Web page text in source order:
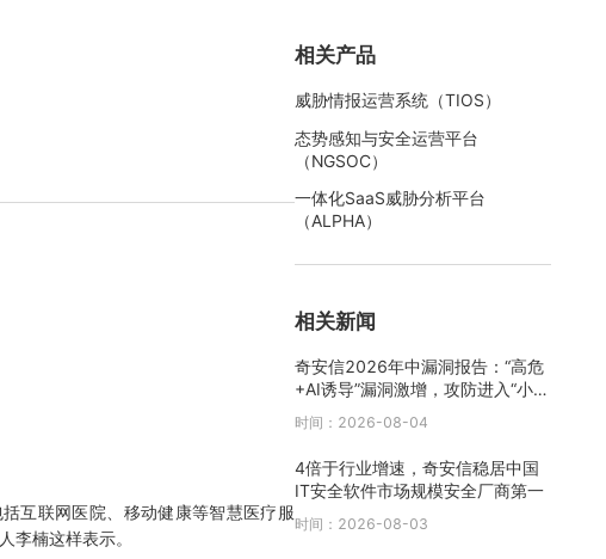
互联网医院、移动健康等智慧医疗服
李楠这样表示。
相关产品
威胁情报运营系统（TIOS）
态势感知与安全运营平台
（NGSOC）
一体化SaaS威胁分析平台
（ALPHA）
相关新闻
奇安信2026年中漏洞报告：“高危
+AI诱导”漏洞激增，攻防进入“小时
级”时代
时间：2026-08-04
4倍于行业增速，奇安信稳居中国
IT安全软件市场规模安全厂商第一
时间：2026-08-03